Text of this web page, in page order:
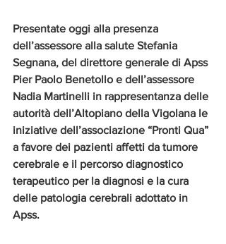
Presentate oggi alla presenza
dell’assessore alla salute Stefania
Segnana, del direttore generale di Apss
Pier Paolo Benetollo e dell’assessore
Nadia Martinelli in rappresentanza delle
autorità dell’Altopiano della Vigolana le
iniziative dell’associazione “Pronti Qua”
a favore dei pazienti affetti da tumore
cerebrale e il percorso diagnostico
terapeutico per la diagnosi e la cura
delle patologia cerebrali adottato in
Apss.